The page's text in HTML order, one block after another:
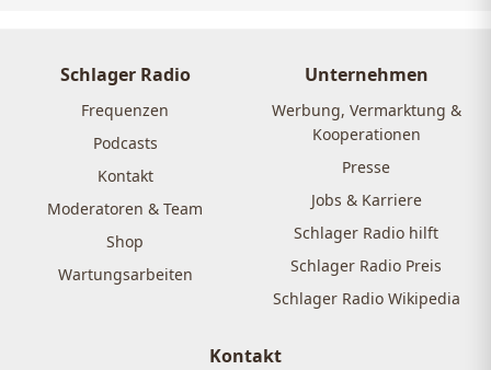
Schlager Radio
Frequenzen
Podcasts
Kontakt
Moderatoren & Team
Shop
Wartungsarbeiten
Unternehmen
Werbung, Vermarktung &
Kooperationen
Presse
Jobs & Karriere
Schlager Radio hilft
Schlager Radio Preis
Schlager Radio Wikipedia
Kontakt